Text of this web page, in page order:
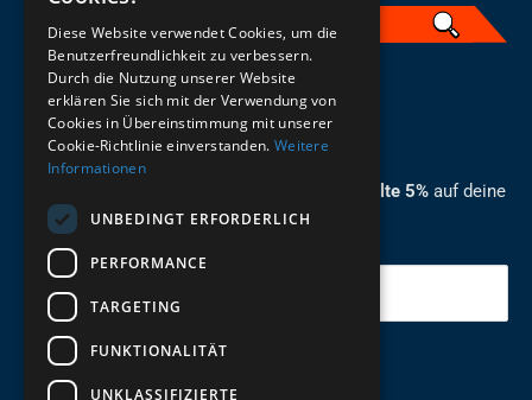
ZUM NEWSLETTER ANMELDEN
Melde dich jetzt zum Newsletter an und erhalte 5% auf deine
erste Bestellung.
Deine Email
Abschicken
German
Diese Website verwendet Cookies, um die
Benutzerfreundlichkeit zu verbessern.
Durch die Nutzung unserer Website
erklären Sie sich mit der Verwendung von
Cookies in Übereinstimmung mit unserer
Cookie-Richtlinie einverstanden. Weitere
Informationen
UNBEDINGT ERFORDERLICH
PERFORMANCE
TARGETING
FUNKTIONALITÄT
UNKLASSIFIZIERTE